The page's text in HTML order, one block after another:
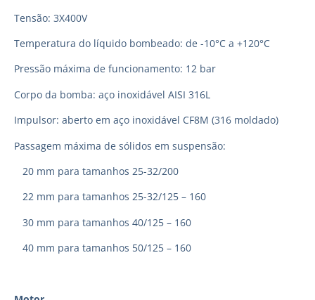
Tensão: 3X400V
Temperatura do líquido bombeado: de -10°C a +120°C
Pressão máxima de funcionamento: 12 bar
Corpo da bomba: aço inoxidável AISI 316L
Impulsor: aberto em aço inoxidável CF8M (316 moldado)
Passagem máxima de sólidos em suspensão:
20 mm para tamanhos 25-32/200
22 mm para tamanhos 25-32/125 – 160
30 mm para tamanhos 40/125 – 160
40 mm para tamanhos 50/125 – 160